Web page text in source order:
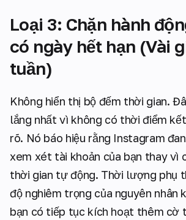
Loại 3: Chặn hành
có ngày hết hạn (Vài
tuần)
Không hiển thị bộ đếm thời gian.
lắng nhất vì không có thời điểm
rõ. Nó báo hiệu rằng Instagram
xem xét tài khoản của bạn thay vì
thời gian tự động. Thời lượng phụ
độ nghiêm trọng của nguyên nhân
bạn có tiếp tục kích hoạt thêm cờ